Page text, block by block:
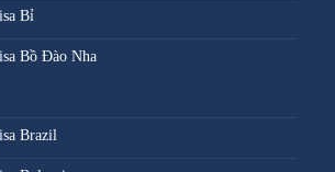
Bỉ
Bồ Đào Nha
Brazil